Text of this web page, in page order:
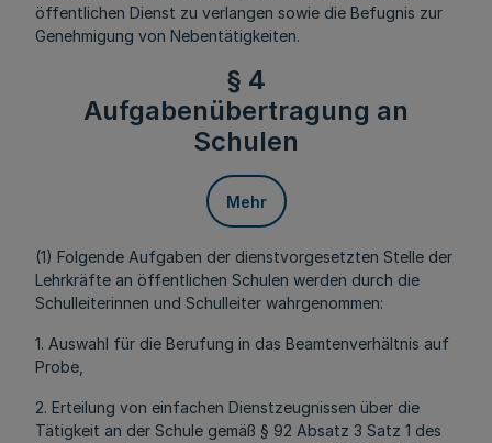
öffentlichen Dienst zu verlangen sowie die Befugnis zur
Genehmigung von Nebentätigkeiten.
§ 4
Aufgabenübertragung an
Schulen
Mehr
(1) Folgende Aufgaben der dienstvorgesetzten Stelle der
Lehrkräfte an öffentlichen Schulen werden durch die
Schulleiterinnen und Schulleiter wahrgenommen:
1. Auswahl für die Berufung in das Beamtenverhältnis auf
Probe,
2. Erteilung von einfachen Dienstzeugnissen über die
Tätigkeit an der Schule gemäß § 92 Absatz 3 Satz 1 des